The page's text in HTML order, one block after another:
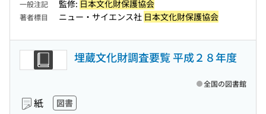
一般注記 監修: 日本文化財保護協会
著者標目 ニュー・サイエンス社 日本文化財保護協会
埋蔵文化財調査要覧 平成２８年度
紙 図書
全国の図書館